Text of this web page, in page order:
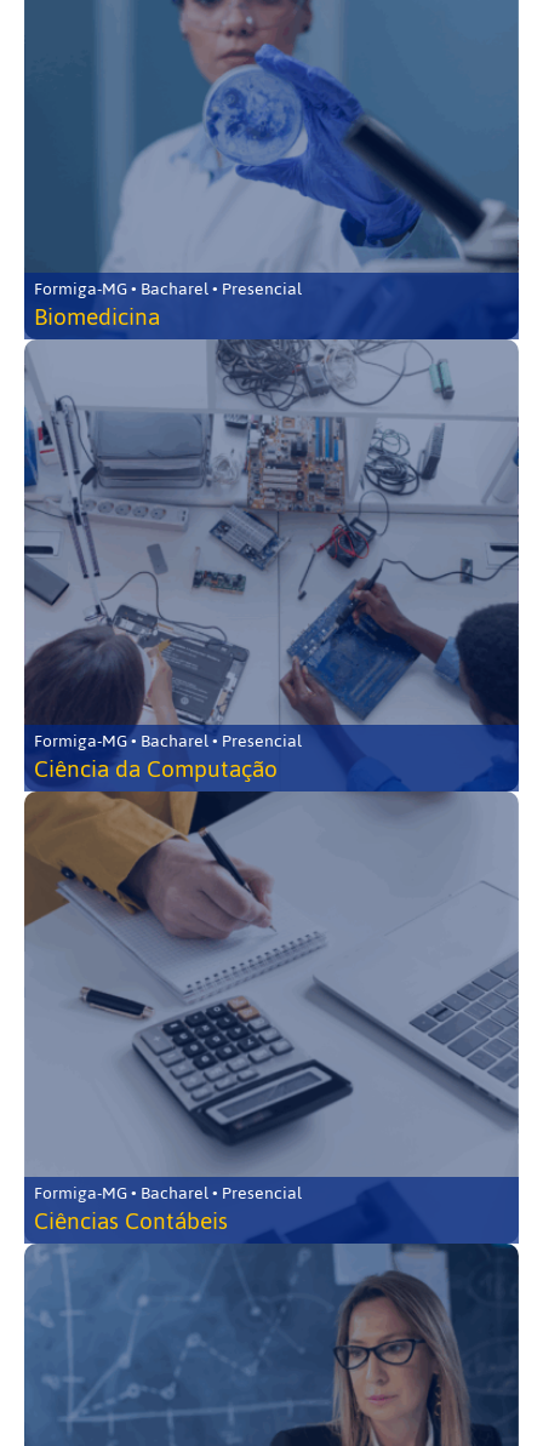
Formiga-MG • Bacharel • Presencial
Biomedicina
Formiga-MG • Bacharel • Presencial
Ciência da Computação
Formiga-MG • Bacharel • Presencial
Ciências Contábeis